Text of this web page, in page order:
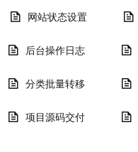
网站状态设置
后台操作日志
分类批量转移
项目源码交付